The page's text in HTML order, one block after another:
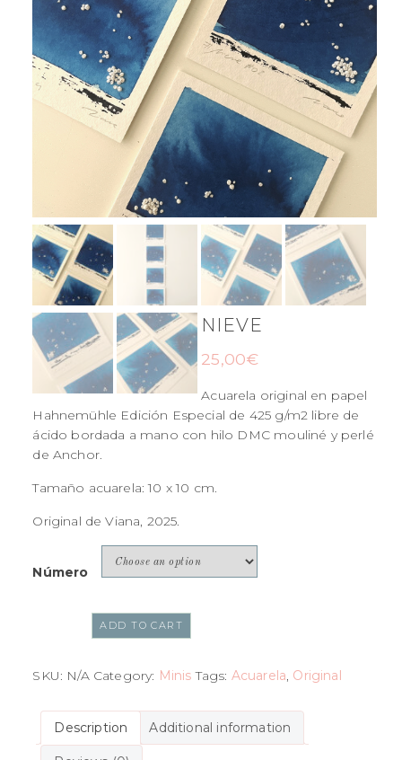
NIEVE
25,00€
Acuarela original en papel
Hahnemühle Edición Especial de 425 g/m2 libre de
ácido bordada a mano con hilo DMC mouliné y perlé
de Anchor.
Tamaño acuarela: 10 x 10 cm.
Original de Viana, 2025.
Número
ADD TO CART
SKU: N/A Category: Minis Tags: Acuarela Original
Description Additional information